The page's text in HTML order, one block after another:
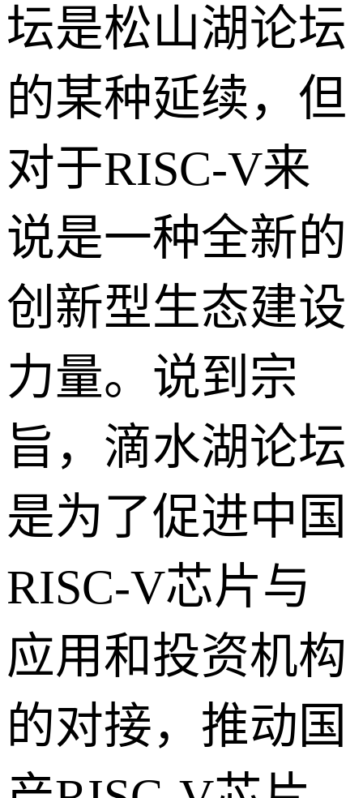
坛是松山湖论坛
的某种延续，但
对于RISC-V来
说是一种全新的
创新型生态建设
力量。说到宗
旨，滴水湖论坛
是为了促进中国
RISC-V芯片与
应用和投资机构
的对接，推动国